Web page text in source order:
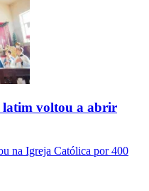
latim voltou a abrir
na Igreja Católica por 400